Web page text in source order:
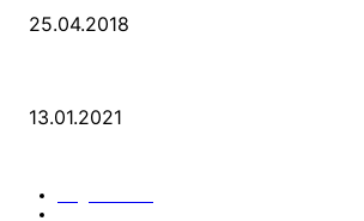
25.04.2018
13.01.2021